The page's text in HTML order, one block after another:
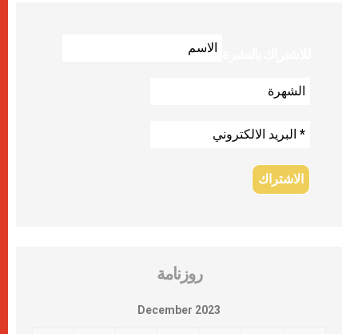
روزنامة
December 2023